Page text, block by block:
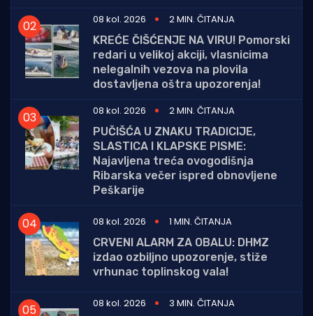
08 kol. 2026
2 MIN. ČITANJA
KREĆE ČIŠĆENJE NA VIRU! Pomorski
redari u velikoj akciji, vlasnicima
nelegalnih vezova na plovila
dostavljena oštra upozorenja!
08 kol. 2026
2 MIN. ČITANJA
PUČIŠĆA U ZNAKU TRADICIJE,
SLASTICA I KLAPSKE PISME:
Najavljena treća ovogodišnja
Ribarska večer ispred obnovljene
Peškarije
08 kol. 2026
1 MIN. ČITANJA
CRVENI ALARM ZA OBALU: DHMZ
izdao ozbiljno upozorenje, stiže
vrhunac toplinskog vala!
08 kol. 2026
3 MIN. ČITANJA